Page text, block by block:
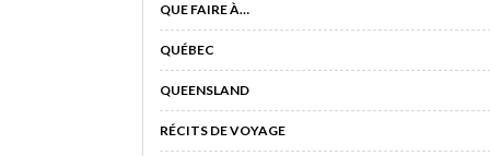
QUE FAIRE À…
QUÉBEC
QUEENSLAND
RÉCITS DE VOYAGE